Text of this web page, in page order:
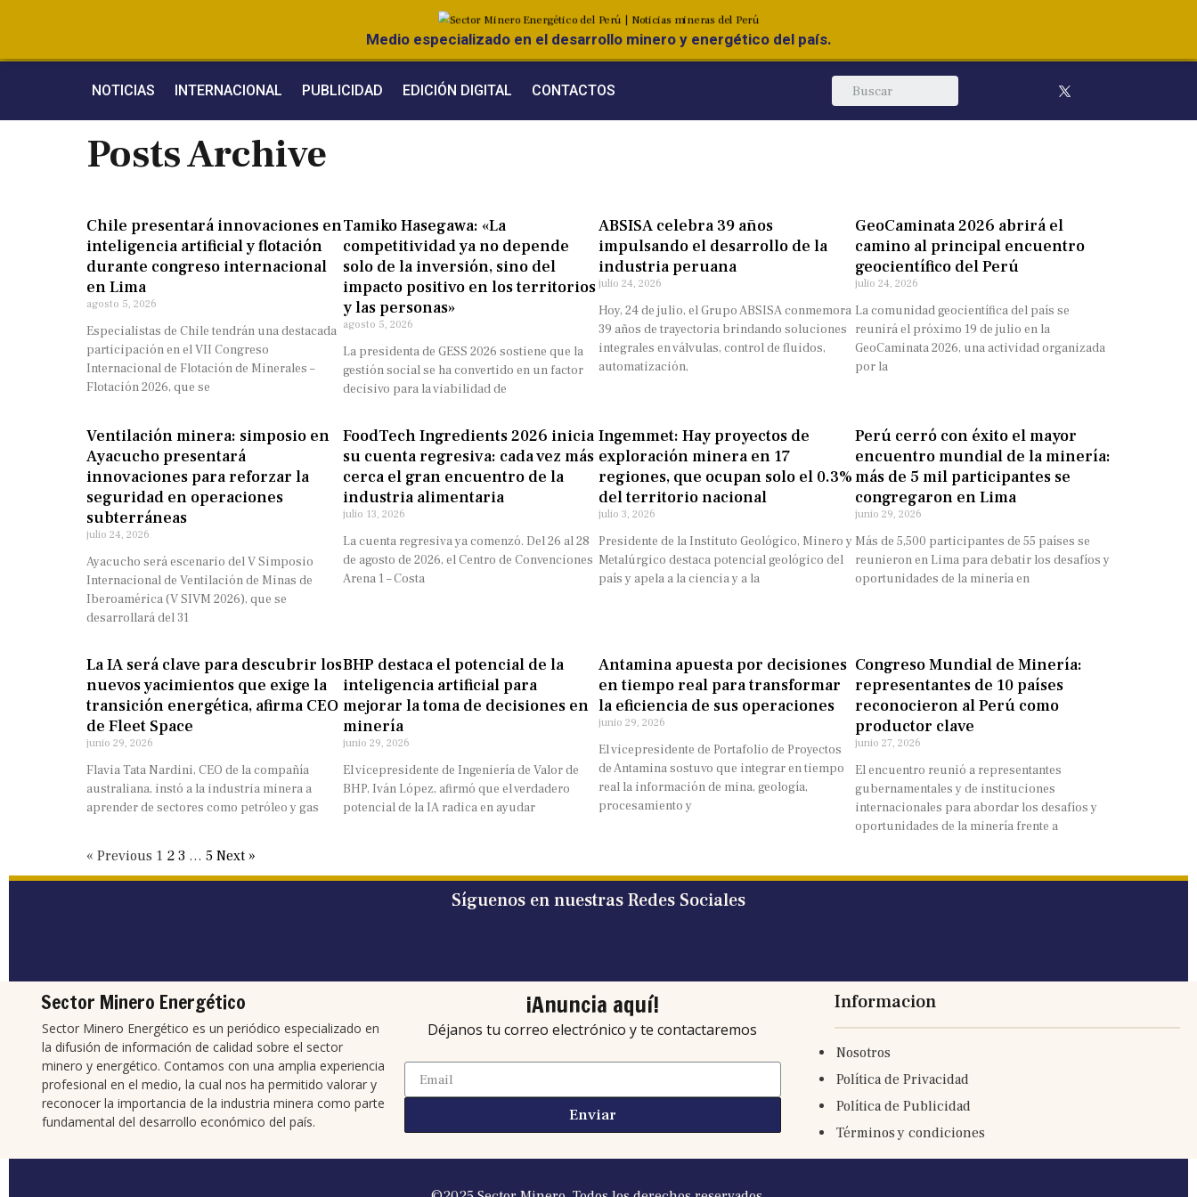
Medio especializado en el desarrollo minero y energético del país.
NOTICIAS INTERNACIONAL PUBLICIDAD EDICIÓN DIGITAL CONTACTOS
Posts Archive
Chile presentará innovaciones en
inteligencia artificial y flotación
durante congreso internacional
en Lima
agosto 5, 2026
Especialistas de Chile tendrán una destacada
participación en el VII Congreso
Internacional de Flotación de Minerales –
Flotación 2026, que se
Tamiko Hasegawa: «La
competitividad ya no depende
solo de la inversión, sino del
impacto positivo en los territorios
y las personas»
agosto 5, 2026
La presidenta de GESS 2026 sostiene que la
gestión social se ha convertido en un factor
decisivo para la viabilidad de
ABSISA celebra 39 años
impulsando el desarrollo de la
industria peruana
julio 24, 2026
Hoy, 24 de julio, el Grupo ABSISA conmemora
39 años de trayectoria brindando soluciones
integrales en válvulas, control de fluidos,
automatización,
GeoCaminata 2026 abrirá el
camino al principal encuentro
geocientífico del Perú
julio 24, 2026
La comunidad geocientífica del país se
reunirá el próximo 19 de julio en la
GeoCaminata 2026, una actividad organizada
por la
Ventilación minera: simposio en
Ayacucho presentará
innovaciones para reforzar la
seguridad en operaciones
subterráneas
julio 24, 2026
Ayacucho será escenario del V Simposio
Internacional de Ventilación de Minas de
Iberoamérica (V SIVM 2026), que se
desarrollará del 31
FoodTech Ingredients 2026 inicia
su cuenta regresiva: cada vez más
cerca el gran encuentro de la
industria alimentaria
julio 13, 2026
La cuenta regresiva ya comenzó. Del 26 al 28
de agosto de 2026, el Centro de Convenciones
Arena 1 – Costa
Ingemmet: Hay proyectos de
exploración minera en 17
regiones, que ocupan solo el 0.3%
del territorio nacional
julio 3, 2026
Presidente de la Instituto Geológico, Minero y
Metalúrgico destaca potencial geológico del
país y apela a la ciencia y a la
Perú cerró con éxito el mayor
encuentro mundial de la minería:
más de 5 mil participantes se
congregaron en Lima
junio 29, 2026
Más de 5,500 participantes de 55 países se
reunieron en Lima para debatir los desafíos y
oportunidades de la minería en
La IA será clave para descubrir los
nuevos yacimientos que exige la
transición energética, afirma CEO
de Fleet Space
junio 29, 2026
Flavia Tata Nardini, CEO de la compañía
australiana, instó a la industria minera a
aprender de sectores como petróleo y gas
BHP destaca el potencial de la
inteligencia artificial para
mejorar la toma de decisiones en
minería
junio 29, 2026
El vicepresidente de Ingeniería de Valor de
BHP, Iván López, afirmó que el verdadero
potencial de la IA radica en ayudar
Antamina apuesta por decisiones
en tiempo real para transformar
la eficiencia de sus operaciones
junio 29, 2026
El vicepresidente de Portafolio de Proyectos
de Antamina sostuvo que integrar en tiempo
real la información de mina, geología,
procesamiento y
Congreso Mundial de Minería:
representantes de 10 países
reconocieron al Perú como
productor clave
junio 27, 2026
El encuentro reunió a representantes
gubernamentales y de instituciones
internacionales para abordar los desafíos y
oportunidades de la minería frente a
« Previous 1 2 3 … 5 Next »
Síguenos en nuestras Redes Sociales
Sector Minero Energético
Sector Minero Energético es un periódico especializado en
la difusión de información de calidad sobre el sector
minero y energético. Contamos con una amplia experiencia
profesional en el medio, la cual nos ha permitido valorar y
reconocer la importancia de la industria minera como parte
fundamental del desarrollo económico del país.
¡Anuncia aquí!
Déjanos tu correo electrónico y te contactaremos
Enviar
Informacion
Nosotros
Política de Privacidad
Política de Publicidad
Términos y condiciones